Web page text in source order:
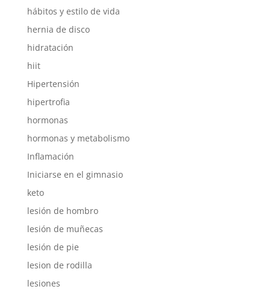
hábitos y estilo de vida
hernia de disco
hidratación
hiit
Hipertensión
hipertrofia
hormonas
hormonas y metabolismo
Inflamación
Iniciarse en el gimnasio
keto
lesión de hombro
lesión de muñecas
lesión de pie
lesion de rodilla
lesiones